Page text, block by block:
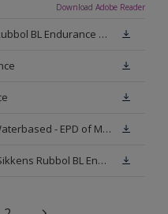
Download Adobe Reader
Technisch Informatieblad Rubbol BL Endurance HG (PDF)
Sikkens Exterior Laquers Waterbased - EPD of Milieuproductverklaring
Veiligheidsinformatieblad Sikkens Rubbol BL Endurance High Gloss N00 (MSDS)